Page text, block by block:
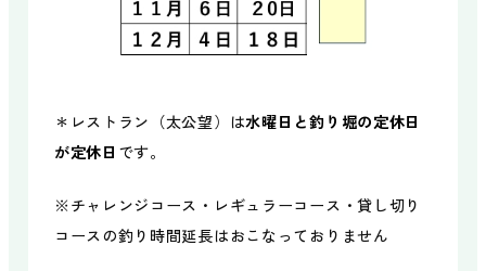
＊レストラン（太公望）は水曜日と釣り堀の定休日
が定休日 です。
※チャレンジコース・レギュラーコース・貸し切り
コースの釣り時間延長はおこなっておりません